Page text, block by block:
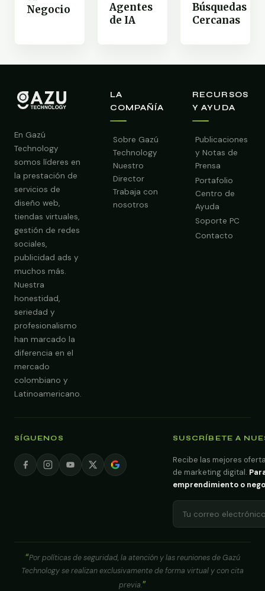
Negocio
Agentes
de IA
Búsquedas
Cercanas
En Gazú
Technology
somos líderes en
la prestación de
servicios de
diseño web,
tiendas virtuales,
gestión de redes
sociales,
publicidad ads y
muchos más.
Nuestra
honestidad,
seriedad y
profesionalismo
han marcado la
diferencia en el
mercado
colombiano y
Latinoamericano.
LA
COMPAÑÍA
Sobre Gazú
Technology
Nuestro
Director
Trabaja con
nosotros
RECURSOS
Y AYUDA
Publicaciones
y Notas de
Prensa
Portafolio
Centro de
Ayuda
Soporte PC
Contacto
SÍGUENOS SUSCRÍBETE A
Recibe las mejores
de marketing digital.
emprendimiento o
Por políticas de seguridad, la atención y las reuniones de Gazú
Technology se realizan exclusivamente de forma virtual y con cita
previa.